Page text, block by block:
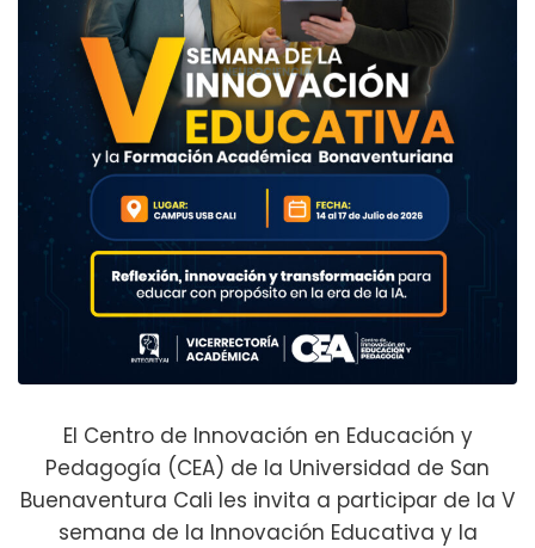
El Centro de Innovación en Educación y
Pedagogía (CEA) de la Universidad de San
Buenaventura Cali les invita a participar de la V
semana de la Innovación Educativa y la